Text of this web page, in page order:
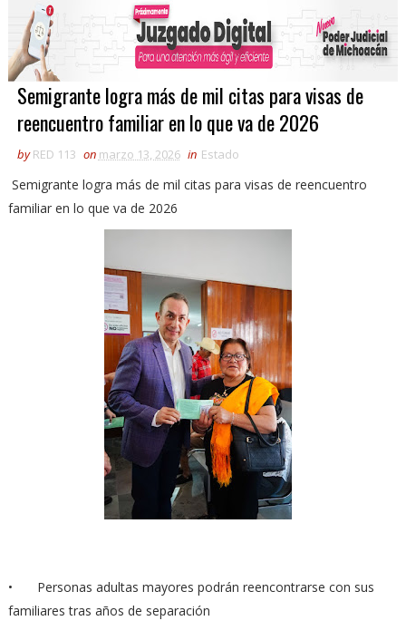
Semigrante logra más de mil citas para visas de
reencuentro familiar en lo que va de 2026
by RED 113 on marzo 13, 2026 in Estado
Semigrante logra más de mil citas para visas de reencuentro
familiar en lo que va de 2026
•
Personas adultas mayores podrán reencontrarse con sus
familiares tras años de separación